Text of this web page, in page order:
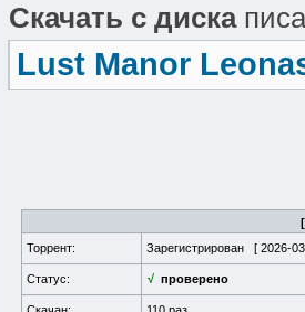
Скачать с диска
Lust Manor
Торрент:
Зарегистрирован [ 2026-
Статус: √ проверено